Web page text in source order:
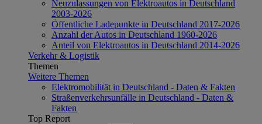
Neuzulassungen von Elektroautos in Deutschland
2003-2026
Öffentliche Ladepunkte in Deutschland 2017-2026
Anzahl der Autos in Deutschland 1960-2026
Anteil von Elektroautos in Deutschland 2014-2026
Verkehr & Logistik
Themen
Weitere Themen
Elektromobilität in Deutschland - Daten & Fakten
Straßenverkehrsunfälle in Deutschland - Daten &
Fakten
Top Report